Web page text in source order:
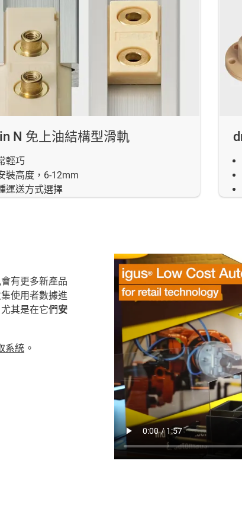
N 免上油結構型滑軌
輕巧
裝高度，6-12mm
運送方式選擇
有更多新產品
使用者數據進
其是在它們安
系統 。